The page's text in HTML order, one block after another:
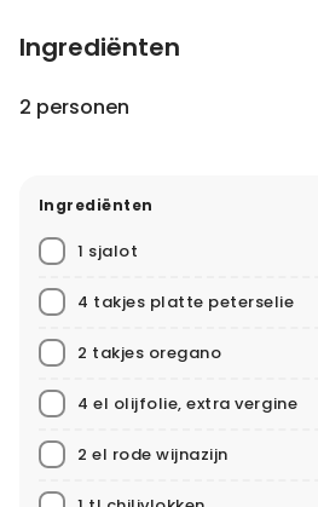
Ingrediënten
2 personen
Ingrediënten
1 sjalot
4 takjes platte peterselie
2 takjes oregano
4 el olijfolie, extra vergine
2 el rode wijnazijn